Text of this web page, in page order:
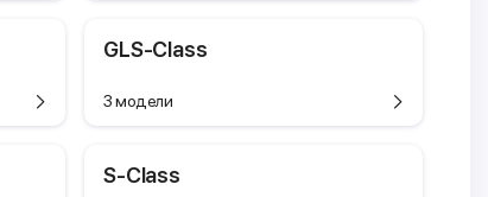
GLS-Class
3 модели
S-Class